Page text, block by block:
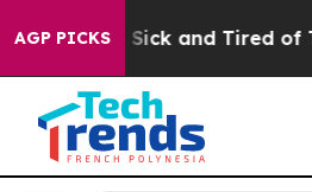
AGP PICKS
Are Sick and Tired of This